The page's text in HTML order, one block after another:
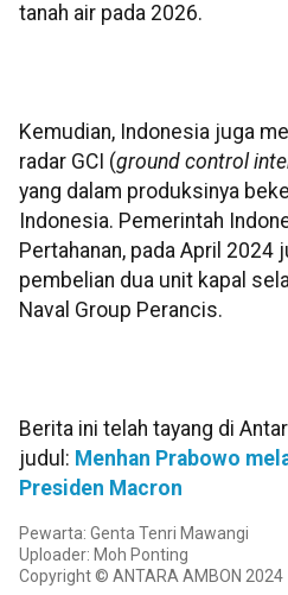
tanah air pada 2026.
Kemudian, Indonesia juga
radar GCI (ground control
yang dalam produksinya
Indonesia. Pemerintah
Pertahanan, pada April 2024
pembelian dua unit kapal
Naval Group Perancis.
Berita ini telah tayang di
judul: Menhan Prabowo
Presiden Macron
Pewarta: Genta Tenri Mawangi
Uploader: Moh Ponting
Copyright © ANTARA AMBON 2024